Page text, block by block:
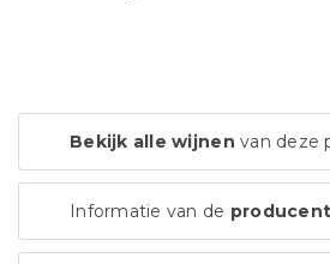
Bekijk alle wijnen van deze
Informatie van de